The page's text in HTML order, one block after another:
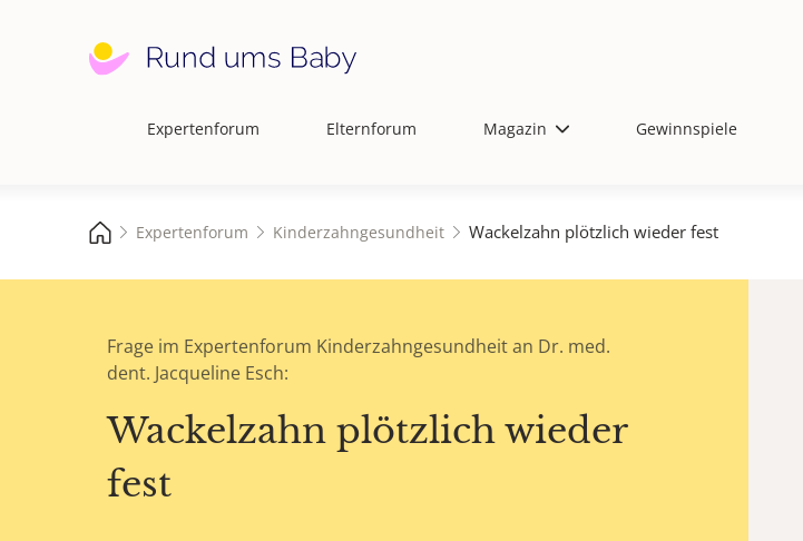
Hauptnavigation
Expertenforum Elternforum Magazin Gewinnspiele
Expertenforum Kinderzahngesundheit Wackelzahn plötzlich wieder fest
Frage im Expertenforum Kinderzahngesundheit an Dr. med.
dent. Jacqueline Esch:
Wackelzahn plötzlich wieder
fest